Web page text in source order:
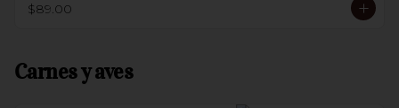
$89.00
Carnes y aves